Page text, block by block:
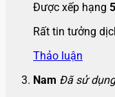
Được xếp hạng 5
Rất tin tưởng
Thảo luận
Nam Đã sử